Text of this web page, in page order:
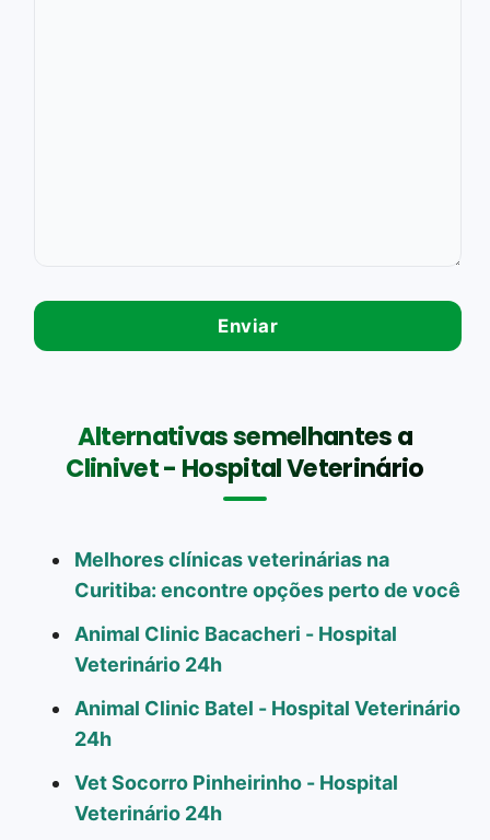
Alternativas semelhantes a
Clinivet - Hospital Veterinário
Melhores clínicas veterinárias na
Curitiba: encontre opções perto de você
Animal Clinic Bacacheri - Hospital
Veterinário 24h
Animal Clinic Batel - Hospital Veterinário
24h
Vet Socorro Pinheirinho - Hospital
Veterinário 24h